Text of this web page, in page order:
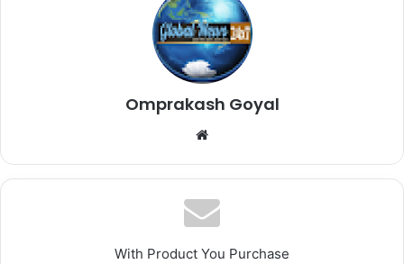
Omprakash Goyal
Website
With Product You Purchase